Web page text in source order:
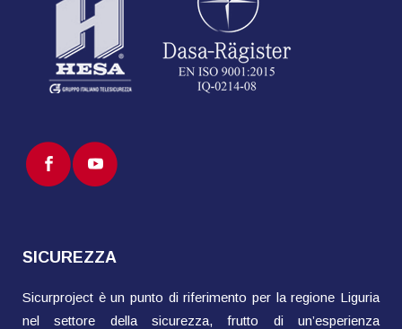
SICUREZZA
Sicurproject è un punto di riferimento per la regione Liguria
nel settore della sicurezza, frutto di un’esperienza